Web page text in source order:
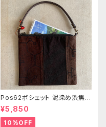
Pos62ポシェット 泥染め渋焦茶
ファスナーポーチ 20x18cm
渋い泥染めアレンジ 男性用小
物入れ 暇の付け替え可能
¥5,850
10%OFF